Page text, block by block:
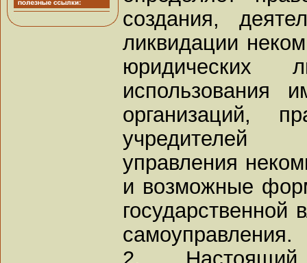
создания,
ликвидации
юридических
использования
организаций,
учредителей
управления
и возможные
государственной
самоуправления.
2.